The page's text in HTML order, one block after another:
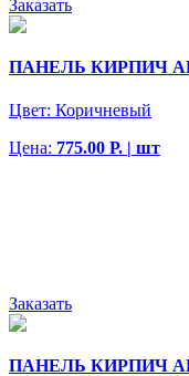
Заказать
ПАНЕЛЬ КИРПИЧ
Цвет: Коричневый
Цена: 775.00 Р. | шт
Заказать
ПАНЕЛЬ КИРПИЧ